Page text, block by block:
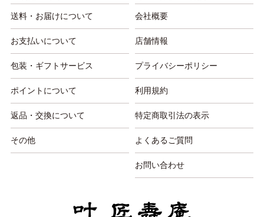
送料・お届けについて
お支払いについて
包装・ギフトサービス
ポイントについて
返品・交換について
その他
会社概要
店舗情報
プライバシーポリシー
利用規約
特定商取引法の表示
よくあるご質問
お問い合わせ